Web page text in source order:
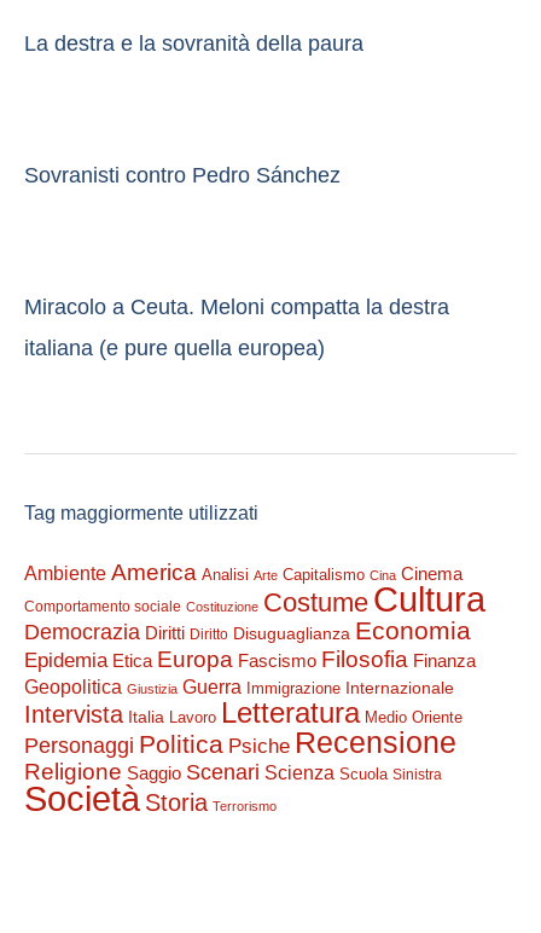
La destra e la sovranità della paura
Sovranisti contro Pedro Sánchez
Miracolo a Ceuta. Meloni compatta la destra
italiana (e pure quella europea)
Tag maggiormente utilizzati
Ambiente America Analisi Arte Capitalismo Cina Cinema
Comportamento sociale Costituzione Costume Cultura
Democrazia Diritti Diritto Disuguaglianza Economia
Epidemia Etica Europa Fascismo Filosofia Finanza
Geopolitica Giustizia Guerra Immigrazione Internazionale
Intervista Italia Lavoro Letteratura Medio Oriente
Personaggi Politica Psiche Recensione
Religione Saggio Scenari Scienza Scuola Sinistra
Società Storia Terrorismo